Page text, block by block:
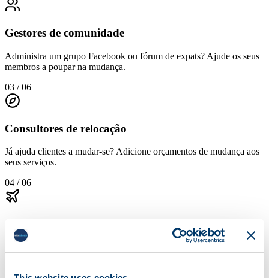
Gestores de comunidade
Administra um grupo Facebook ou fórum de expats? Ajude os seus
membros a poupar na mudança.
03 / 06
Consultores de relocação
Já ajuda clientes a mudar-se? Adicione orçamentos de mudança aos
seus serviços.
04 / 06